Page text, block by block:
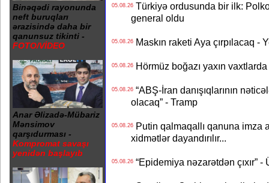
Binəqədi rayonunda
neft buruqları
ərazisində daha bir
qanunsuz tikinti -
FOTO/VİDEO
Anar Əlizadə-Mübariz
Mənsimov
qarşıdurması -
Kompromat savaşı
yenidən başlayıb
05.08.26Türkiyə ordusunda bir ilk:
general oldu
05.08.26Maskın raketi Aya çırpılacaq -
05.08.26Hörmüz boğazı yaxın
05.08.26“ABŞ-İran danışıqlarının
olacaq” - Tramp
05.08.26Putin qalmaqallı qanuna imza
xidmətlər dayandırılır...
05.08.26“Epidemiya nəzarətdən çıxır” -